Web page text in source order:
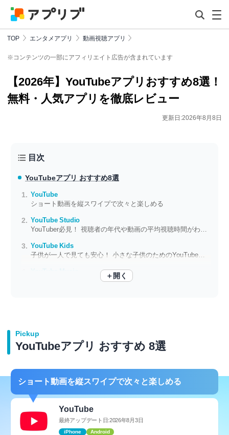
TOP エンタメアプリ 動画視聴アプリ
※コンテンツの一部にアフィリエイト広告が含まれています
【2026年】YouTubeアプリおすすめ8選！
無料・人気アプリを徹底レビュー
更新日:2026年8月8日
目次
YouTubeアプリ おすすめ8選
YouTube
ショート動画を縦スワイプで次々と楽しめる
YouTube Studio
YouTuber必見！ 視聴者の年代や動画の平均視聴時間がわかる
YouTube Kids
子供が一人で見ても安心！ 小さな子供のためのYouTubeアプリ
＋開く
Pickup
YouTubeアプリ おすすめ 8選
ショート動画を縦スワイプで次々と楽しめる
YouTube
最終アップデート日:2026年8月3日
iPhone Android